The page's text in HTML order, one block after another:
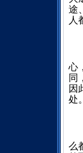
途
人
心
同
因
处。
么